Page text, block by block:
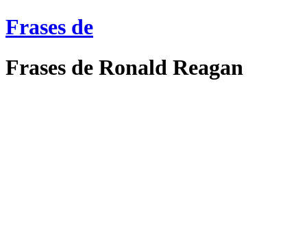
Frases de
Frases de Ronald Reagan